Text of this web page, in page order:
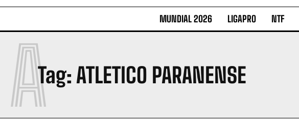
MUNDIAL 2026 LIGAPRO NTF
Tag: ATLETICO PARANENSE
A